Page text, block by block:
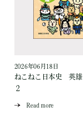
2026年06月18日
ねこねこ日本史 英
２
Read more